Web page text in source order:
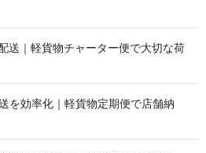
送｜軽貨物チャーター便で大切な荷
を効率化｜軽貨物定期便で店舗納